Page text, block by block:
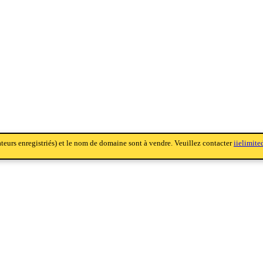
enregistriés) et le nom de domaine sont à vendre. Veuillez contacter